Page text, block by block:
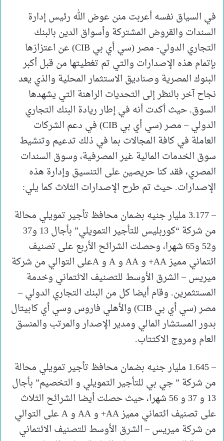
في السياق نفسه أعربت منن عوض الله رئيس إدارة
السندات والقروض المشتركة وأسواق الدين بالبنك
التجاري الدولي- مصر (سي أي بي CIB) عن اعتزازها
بإتمام هذه الإصدارات والتي تم تغطيتها من قبل أكبر
البنوك المصرية وصناديق الاستثمار المحلية والذي يعد
نجاح آخر بالنظر إلى التحديات الراهنة التي يشهدها
السوق. حيث أكدت أنه في إطار ريادة البنك التجاري
الدولي – مصر (سي أي بي CIB) في دعم الشركات
العاملة في كافة المجالات بما في ذلك تدعيم وتنشيط
سوق الخدمات المالية غير المصرفية، وسوق السندات
المصري، فقد كنا حريصين على التنسيق وإدارة هذه
الإصدارات. حيث تم طرح الإصدارات الثلاث كما يلي:
– 3.177 مليار جنيه بضمان محافظ تأجير تمويلي محالة
من شركة “كوربليس للتأجير التمويلي” بأجال 13 و37
و52 و65 شهرا، وحصلت الشرائح الأربع على تصنيف
ائتماني مميز AA+ و AA و A و Aعلى التوالي من شركة
ميريس – الشرق الأوسط للتصنيف الائتماني وخدمة
المستثمرين. وقام أيضا كل من البنك التجاري الدولي –
مصر (سي أي بي CIB) والأهلي فاروس وسي أي كابيتال
بدور المستشار المالي ومدير الإصدار والمرتب والمنسق
العام ومروج الاكتتاب.
– 1.645 مليار جنيه بضمان محافظ تأجير تمويلي محالة
من شركة ” جي بي للتأجير التمويلي و التخصيم” بأجال
13 و 37 و 56 شهرا، حيث حصلت أيضا الشرائح الثلاث
على تصنيف ائتماني مميز AA+ و AA و A على التوالي
من شركة ميريس – الشرق الأوسط للتصنيف الائتماني